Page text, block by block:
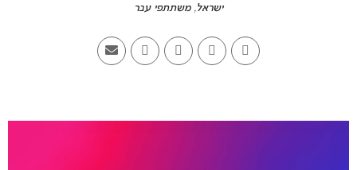
ישראל,משתתפי עבר